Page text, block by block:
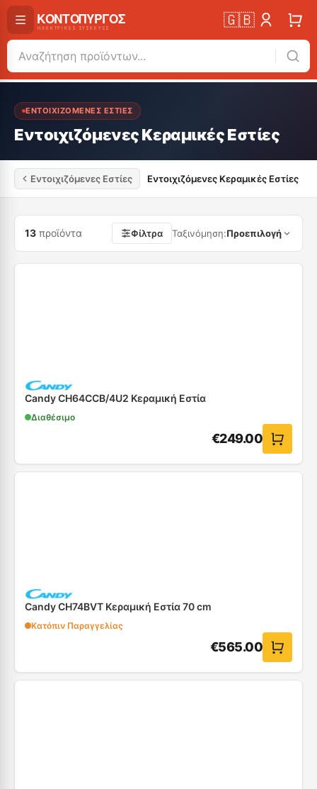
🇬🇧
ΕΝΤΟΙΧΙΖΌΜΕΝΕΣ ΕΣΤΊΕΣ
Εντοιχιζόμενες Κεραμικές Εστίες
Εντοιχιζόμενες Εστίες Εντοιχιζόμενες Κεραμικές Εστίες
13 προϊόντα Φίλτρα Ταξινόμηση:Προεπιλογή
Candy CH64CCB/4U2 Κεραμική Εστία
Διαθέσιμο
€249.00
Candy CH74BVT Κεραμική Εστία 70 cm
Κατόπιν Παραγγελίας
€565.00